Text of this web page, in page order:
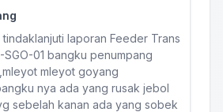
laporan Feeder Trans
SGO-01 bangku penumpang
mleyot goyang
nya ada yang rusak jebol
sebelah kanan ada yang sobek